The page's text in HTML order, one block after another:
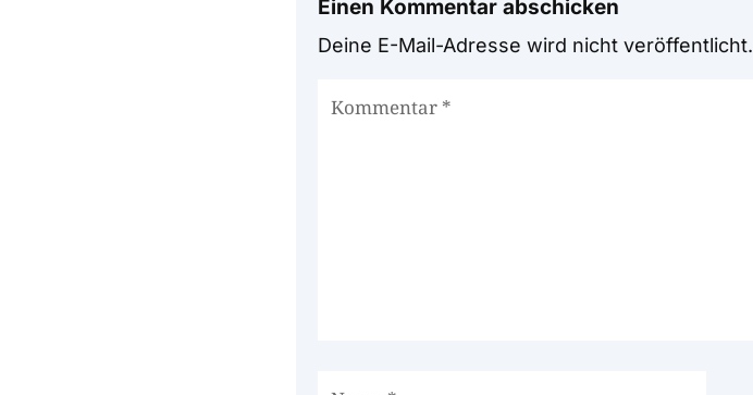
Einen Kommentar abschicken
Deine E-Mail-Adresse wird nicht veröffentlicht.